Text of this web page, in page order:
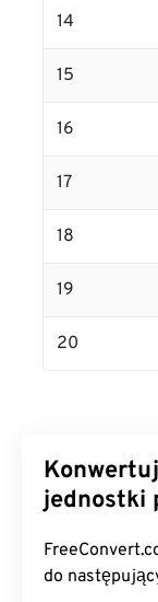
14
15
16
17
18
19
20
jednostki
do